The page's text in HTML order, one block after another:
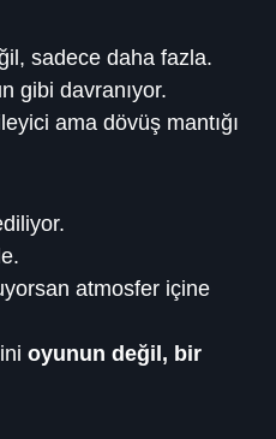
sadece daha fazla.
gibi davranıyor.
ama dövüş mantığı
atmosfer içine
oyunun değil, bir